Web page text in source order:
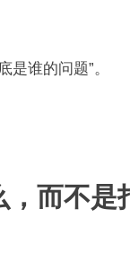
谁的问题”。
而不是